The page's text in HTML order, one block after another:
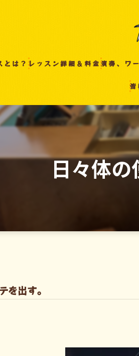
は？ レッスン詳細＆料金演奏、ワ
皆
日々体の
出す。